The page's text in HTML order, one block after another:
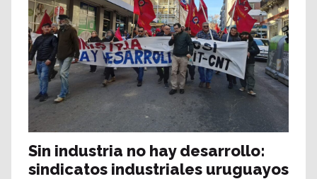
Sin industria no hay desarrollo:
sindicatos industriales uruguayos